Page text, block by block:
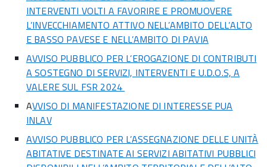
INTERVENTI VOLTI A FAVORIRE E PROMUOVERE
L’INVECCHIAMENTO ATTIVO NELL’AMBITO DELL’ALTO
E BASSO PAVESE E NELL’AMBITO DI PAVIA
AVVISO PUBBLICO PER L’EROGAZIONE DI CONTRIBUTI
A SOSTEGNO DI SERVIZI, INTERVENTI E U.D.O.S, A
VALERE SUL FSR 2024
AVVISO DI MANIFESTAZIONE DI INTERESSE PUA
INLAV
AVVISO PUBBLICO PER L’ASSEGNAZIONE DELLE UNITÀ
ABITATIVE DESTINATE AI SERVIZI ABITATIVI PUBBLICI